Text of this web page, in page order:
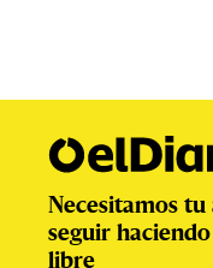
Necesitamos
seguir
libre